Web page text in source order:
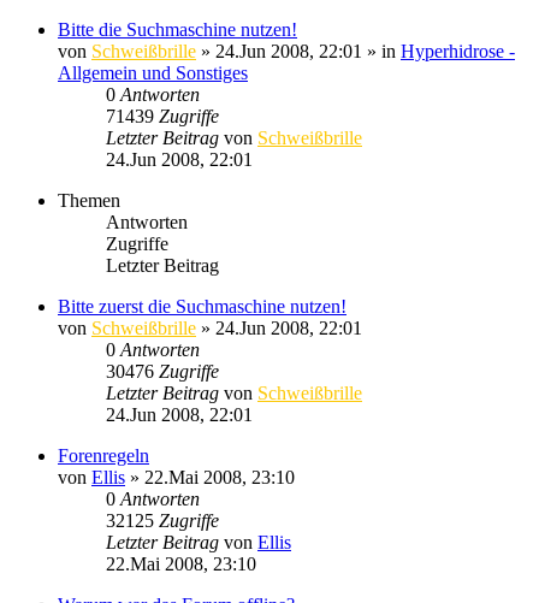
Bitte die Suchmaschine nutzen!
von Schweißbrille » 24.Jun 2008, 22:01 » in Hyperhidrose -
Allgemein und Sonstiges
0 Antworten
71439 Zugriffe
Letzter Beitrag von Schweißbrille
24.Jun 2008, 22:01
Themen
Antworten
Zugriffe
Letzter Beitrag
Bitte zuerst die Suchmaschine nutzen!
von Schweißbrille » 24.Jun 2008, 22:01
0 Antworten
30476 Zugriffe
Letzter Beitrag von Schweißbrille
24.Jun 2008, 22:01
Forenregeln
von Ellis » 22.Mai 2008, 23:10
0 Antworten
32125 Zugriffe
Letzter Beitrag von Ellis
22.Mai 2008, 23:10